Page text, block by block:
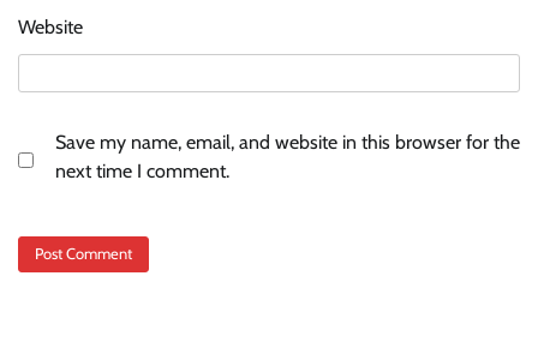
Website
Save my name, email, and website in this browser for the
next time I comment.